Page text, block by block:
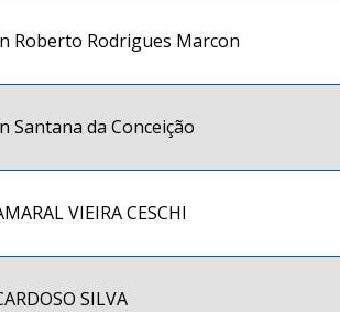
Roberto Rodrigues Marcon
Santana da Conceição
VIEIRA CESCHI
SILVA